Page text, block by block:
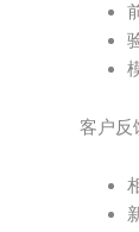
客户反